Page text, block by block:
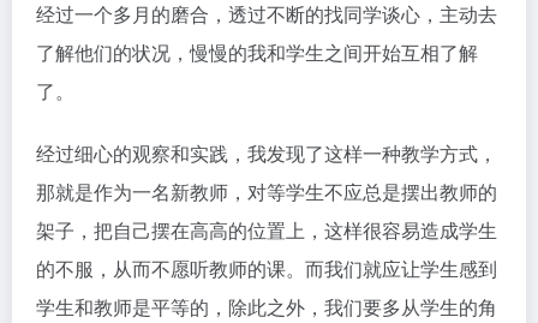
经过一个多月的磨合，透过不断的找同学谈心，主动去
了解他们的状况，慢慢的我和学生之间开始互相了解
了。
经过细心的观察和实践，我发现了这样一种教学方式，
那就是作为一名新教师，对等学生不应总是摆出教师的
架子，把自己摆在高高的位置上，这样很容易造成学生
的不服，从而不愿听教师的课。而我们就应让学生感到
学生和教师是平等的，除此之外，我们要多从学生的角